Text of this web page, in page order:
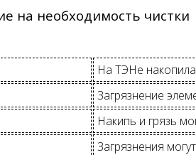
на необходимость чистки
На ТЭНе
Загрязнение
Накипь и грязь
Загрязнения